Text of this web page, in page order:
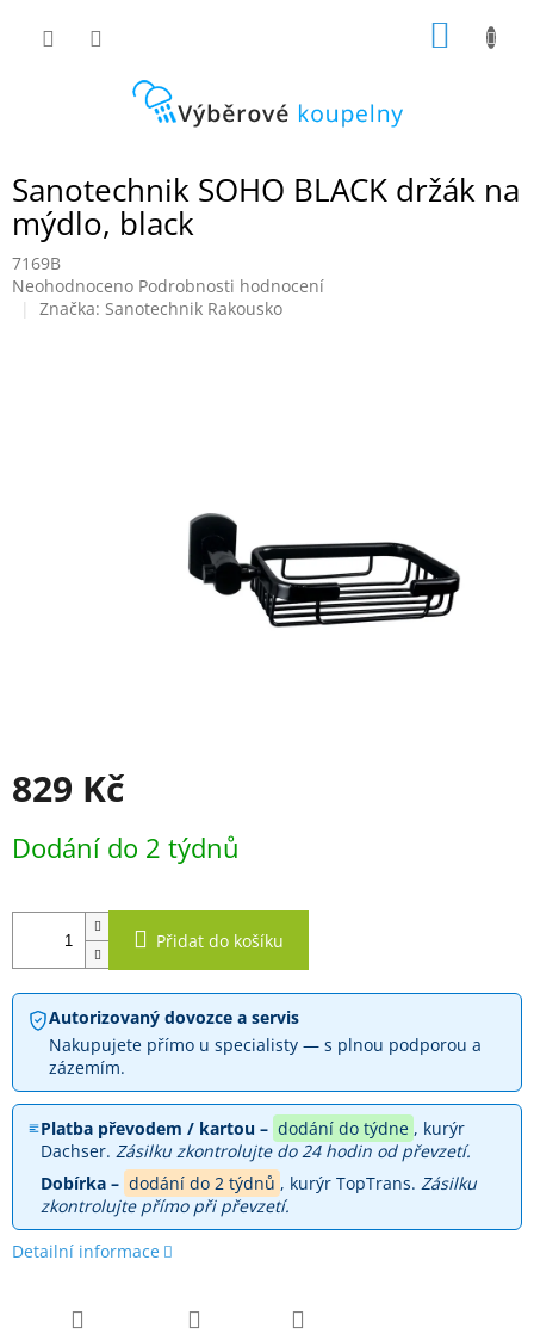
Sanotechnik SOHO BLACK držák na
mýdlo, black
7169B
Průměrné
hodnocení
Neohodnoceno Podrobnosti hodnocení
Značka: Sanotechnik Rakousko
829 Kč
cena:
Dodání do 2 týdnů
Přidat do košíku
Autorizovaný dovozce a servis
Nakupujete přímo u specialisty — s plnou podporou a
zázemím.
Platba převodem / kartou – dodání do týdne , kurýr
Dachser. Zásilku zkontrolujte do 24 hodin od převzetí.
Dobírka – dodání do 2 týdnů , kurýr TopTrans. Zásilku
zkontrolujte přímo při převzetí.
Detailní informace